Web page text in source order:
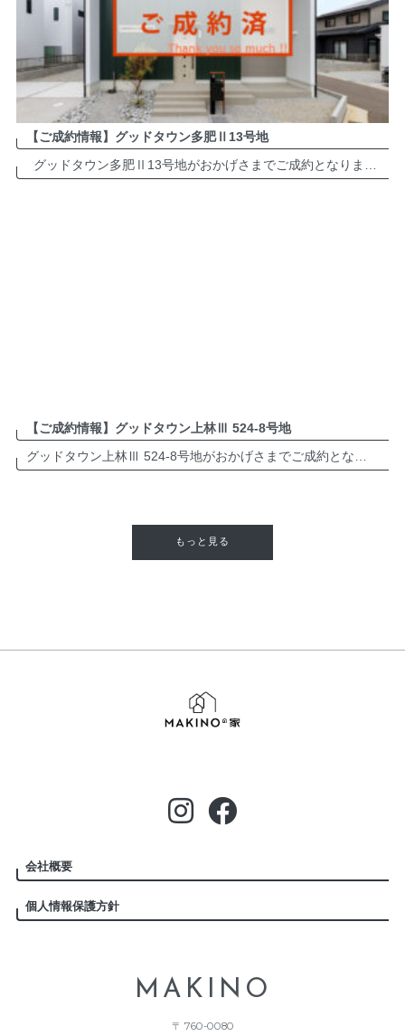
【ご成約情報】グッドタウン多肥Ⅱ13号地
【ご成約情報】グッドタウン上林Ⅲ 524-8号地
もっと見る
MAKINO
〒 760-0080
会社概要
個人情報保護方針